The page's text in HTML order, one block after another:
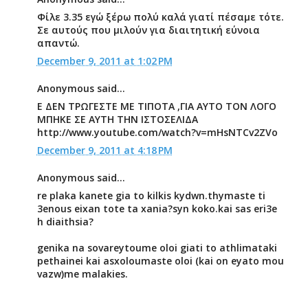
Φίλε 3.35 εγώ ξέρω πολύ καλά γιατί πέσαμε τότε.
Σε αυτούς που μιλούν για διαιτητική εύνοια
απαντώ.
December 9, 2011 at 1:02 PM
Anonymous said...
Ε ΔΕΝ ΤΡΩΓΕΣΤΕ ΜΕ ΤΙΠΟΤΑ ,ΓΙΑ ΑΥΤΟ ΤΟΝ ΛΟΓΟ
ΜΠΗΚΕ ΣΕ ΑΥΤΗ ΤΗΝ ΙΣΤΟΣΕΛΙΔΑ
http://www.youtube.com/watch?v=mHsNTCv2ZVo
December 9, 2011 at 4:18 PM
Anonymous said...
re plaka kanete gia to kilkis kydwn.thymaste ti
3enous eixan tote ta xania?syn koko.kai sas eri3e
h diaithsia?
genika na sovareytoume oloi giati to athlimataki
pethainei kai asxoloumaste oloi (kai on eyato mou
vazw)me malakies.